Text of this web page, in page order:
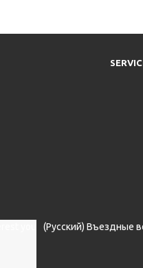
(Русский) Въездные